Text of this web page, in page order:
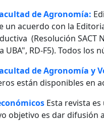
de Agronomía:
un acuerdo con la
(Resolución SACT
UBA", RD-F5). Todos los
de Agronomía y
están disponibles en
Esta revista
objetivo es dar difusión